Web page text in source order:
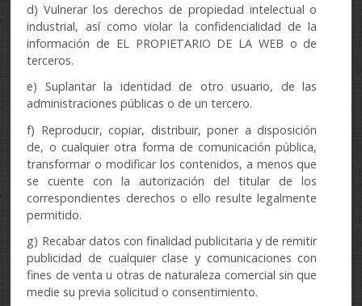
d) Vulnerar los derechos de propiedad intelectual o
industrial, así como violar la confidencialidad de la
información de EL PROPIETARIO DE LA WEB o de
terceros.
e) Suplantar la identidad de otro usuario, de las
administraciones públicas o de un tercero.
f) Reproducir, copiar, distribuir, poner a disposición
de, o cualquier otra forma de comunicación pública,
transformar o modificar los contenidos, a menos que
se cuente con la autorización del titular de los
correspondientes derechos o ello resulte legalmente
permitido.
g) Recabar datos con finalidad publicitaria y de remitir
publicidad de cualquier clase y comunicaciones con
fines de venta u otras de naturaleza comercial sin que
medie su previa solicitud o consentimiento.